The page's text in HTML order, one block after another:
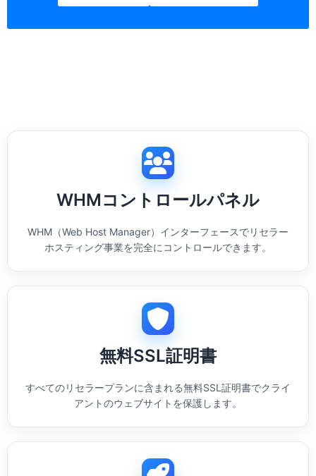
WHMコントロールパネル
WHM（Web Host Manager）インターフェースでリセラー
ホスティング事業を完全にコントロールできます。
無料SSL証明書
すべてのリセラープランに含まれる無料SSL証明書でクライ
アントのウェブサイトを保護します。